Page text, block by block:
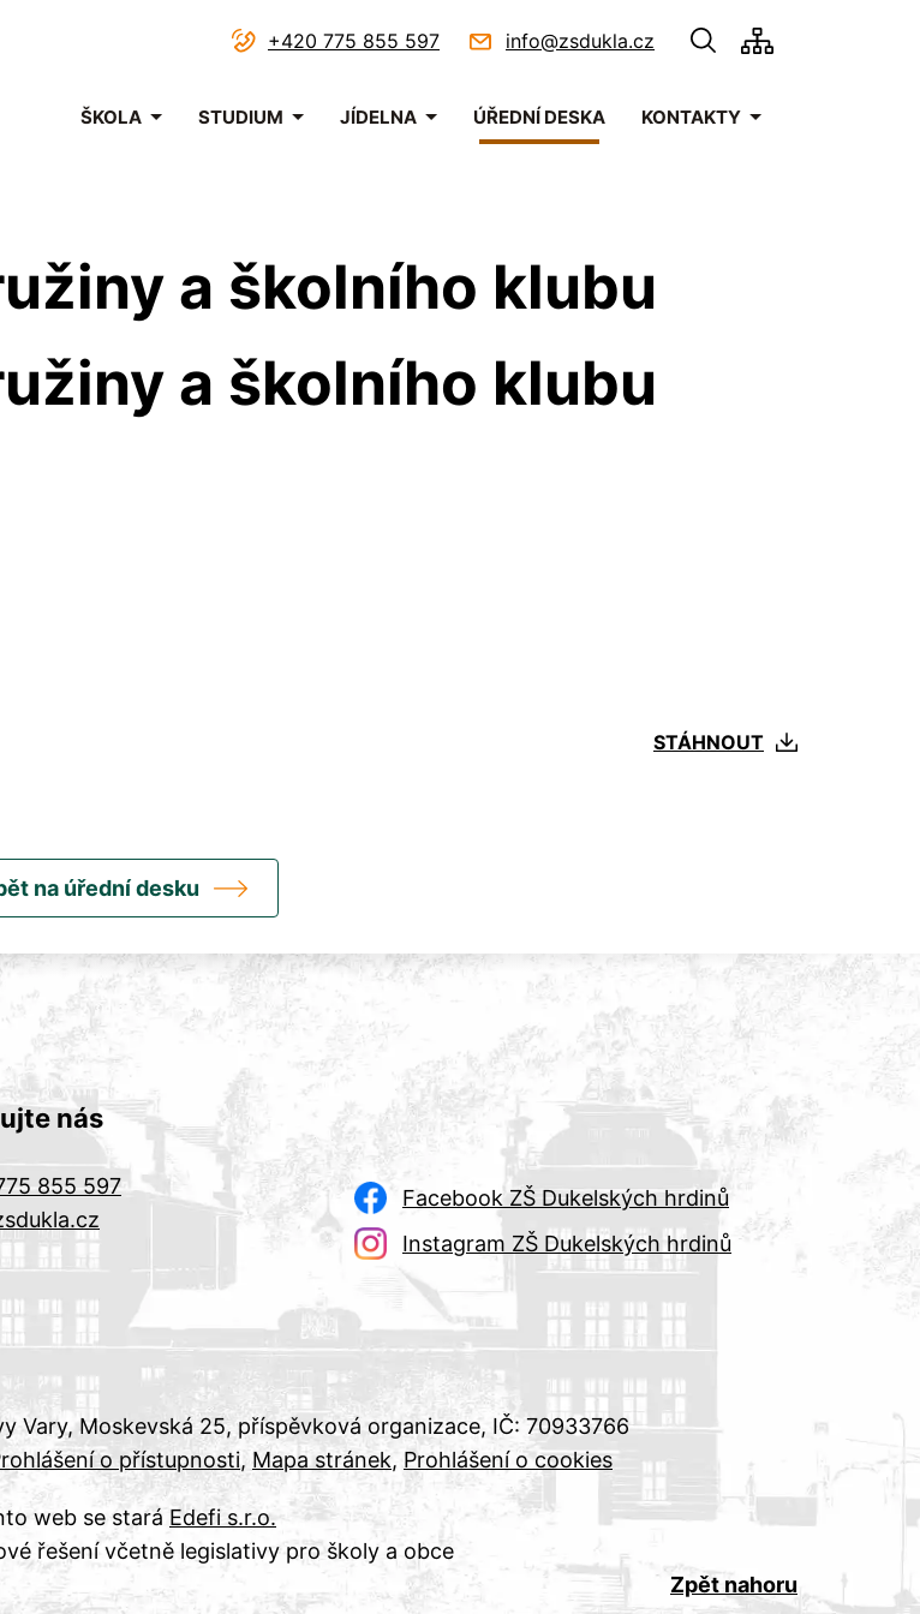
+420 775 855 597 info@zsdukla.cz
Menu
ŠKOLA STUDIUM JÍDELNA ÚŘEDNÍ DESKA KONTAKTY
a školního klubu
a školního klubu
STÁHNOUT
na úřední desku
nás
855 597
Facebook ZŠ Dukelských hrdinů
Instagram ZŠ Dukelských hrdinů
Vary, Moskevská 25, příspěvková organizace, IČ: 70933766
o přístupnosti Mapa stránek Prohlášení o cookies
web se stará Edefi s.r.o.
řešení včetně legislativy pro školy a obce
Zpět nahoru